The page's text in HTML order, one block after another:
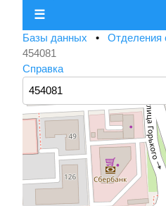
☰
Базы данных • Отделения
454081
Справка